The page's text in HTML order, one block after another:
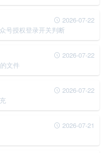
2026-07-22
号授权登录开关判断
2026-07-22
文件
2026-07-22
2026-07-21